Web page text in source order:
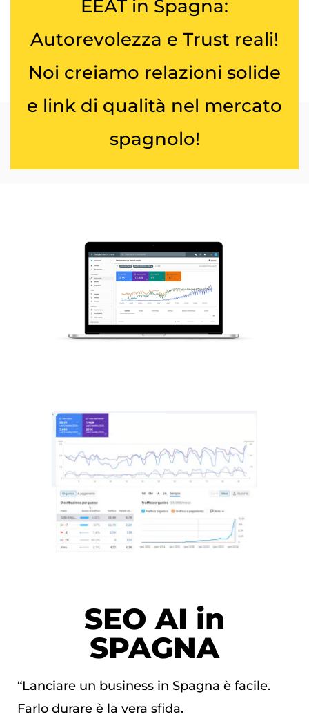
EEAT in Spagna:
Autorevolezza e Trust reali!
Noi creiamo relazioni solide
e link di qualità nel mercato
spagnolo!
SEO AI in
SPAGNA
“Lanciare un business in Spagna è facile.
Farlo durare è la vera sfida.